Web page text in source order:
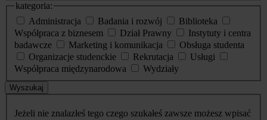
kategoria:
Administracja
Badania i rozwój
Biblioteka
Współpraca z biznesem
Dział Prawny
Instytuty i centra
badawcze
Marketing i komunikacja
Obsługa studenta
Organizacje studenckie
Rekrutacja
Usługi
Współpraca międzynarodowa
Wydziały
Wyszukaj
Jeżeli nie znalazłeś tego czego szukałeś zawsze możesz wpisać